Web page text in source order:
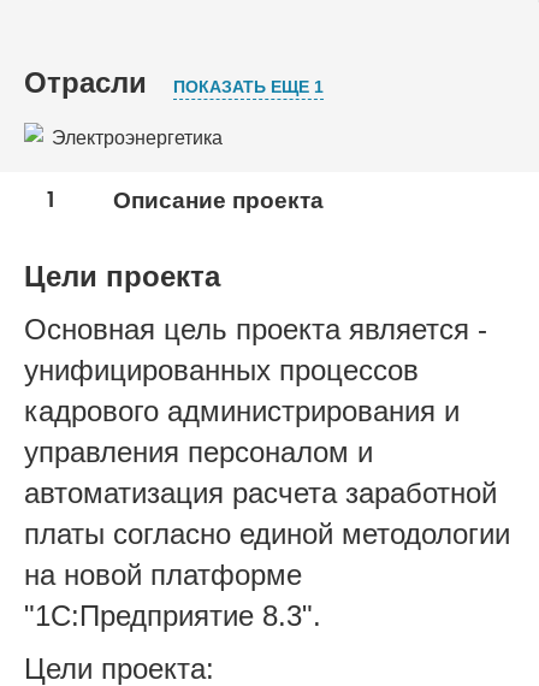
Отрасли ПОКАЗАТЬ ЕЩЕ 1
Электроэнергетика
Добывающая промышленность
1 Описание проекта
Цели проекта
Основная цель проекта является -
унифицированных процессов
кадрового администрирования и
управления персоналом и
автоматизация расчета заработной
платы согласно единой методологии
на новой платформе
"1С:Предприятие 8.3".
Цели проекта: